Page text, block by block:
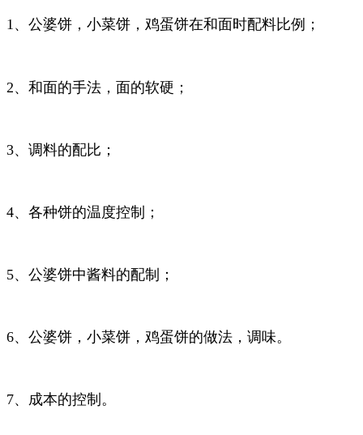
1、公婆饼，小菜饼，鸡蛋饼在和面时配料比例；
2、和面的手法，面的软硬；
3、调料的配比；
4、各种饼的温度控制；
5、公婆饼中酱料的配制；
6、公婆饼，小菜饼，鸡蛋饼的做法，调味。
7、成本的控制。